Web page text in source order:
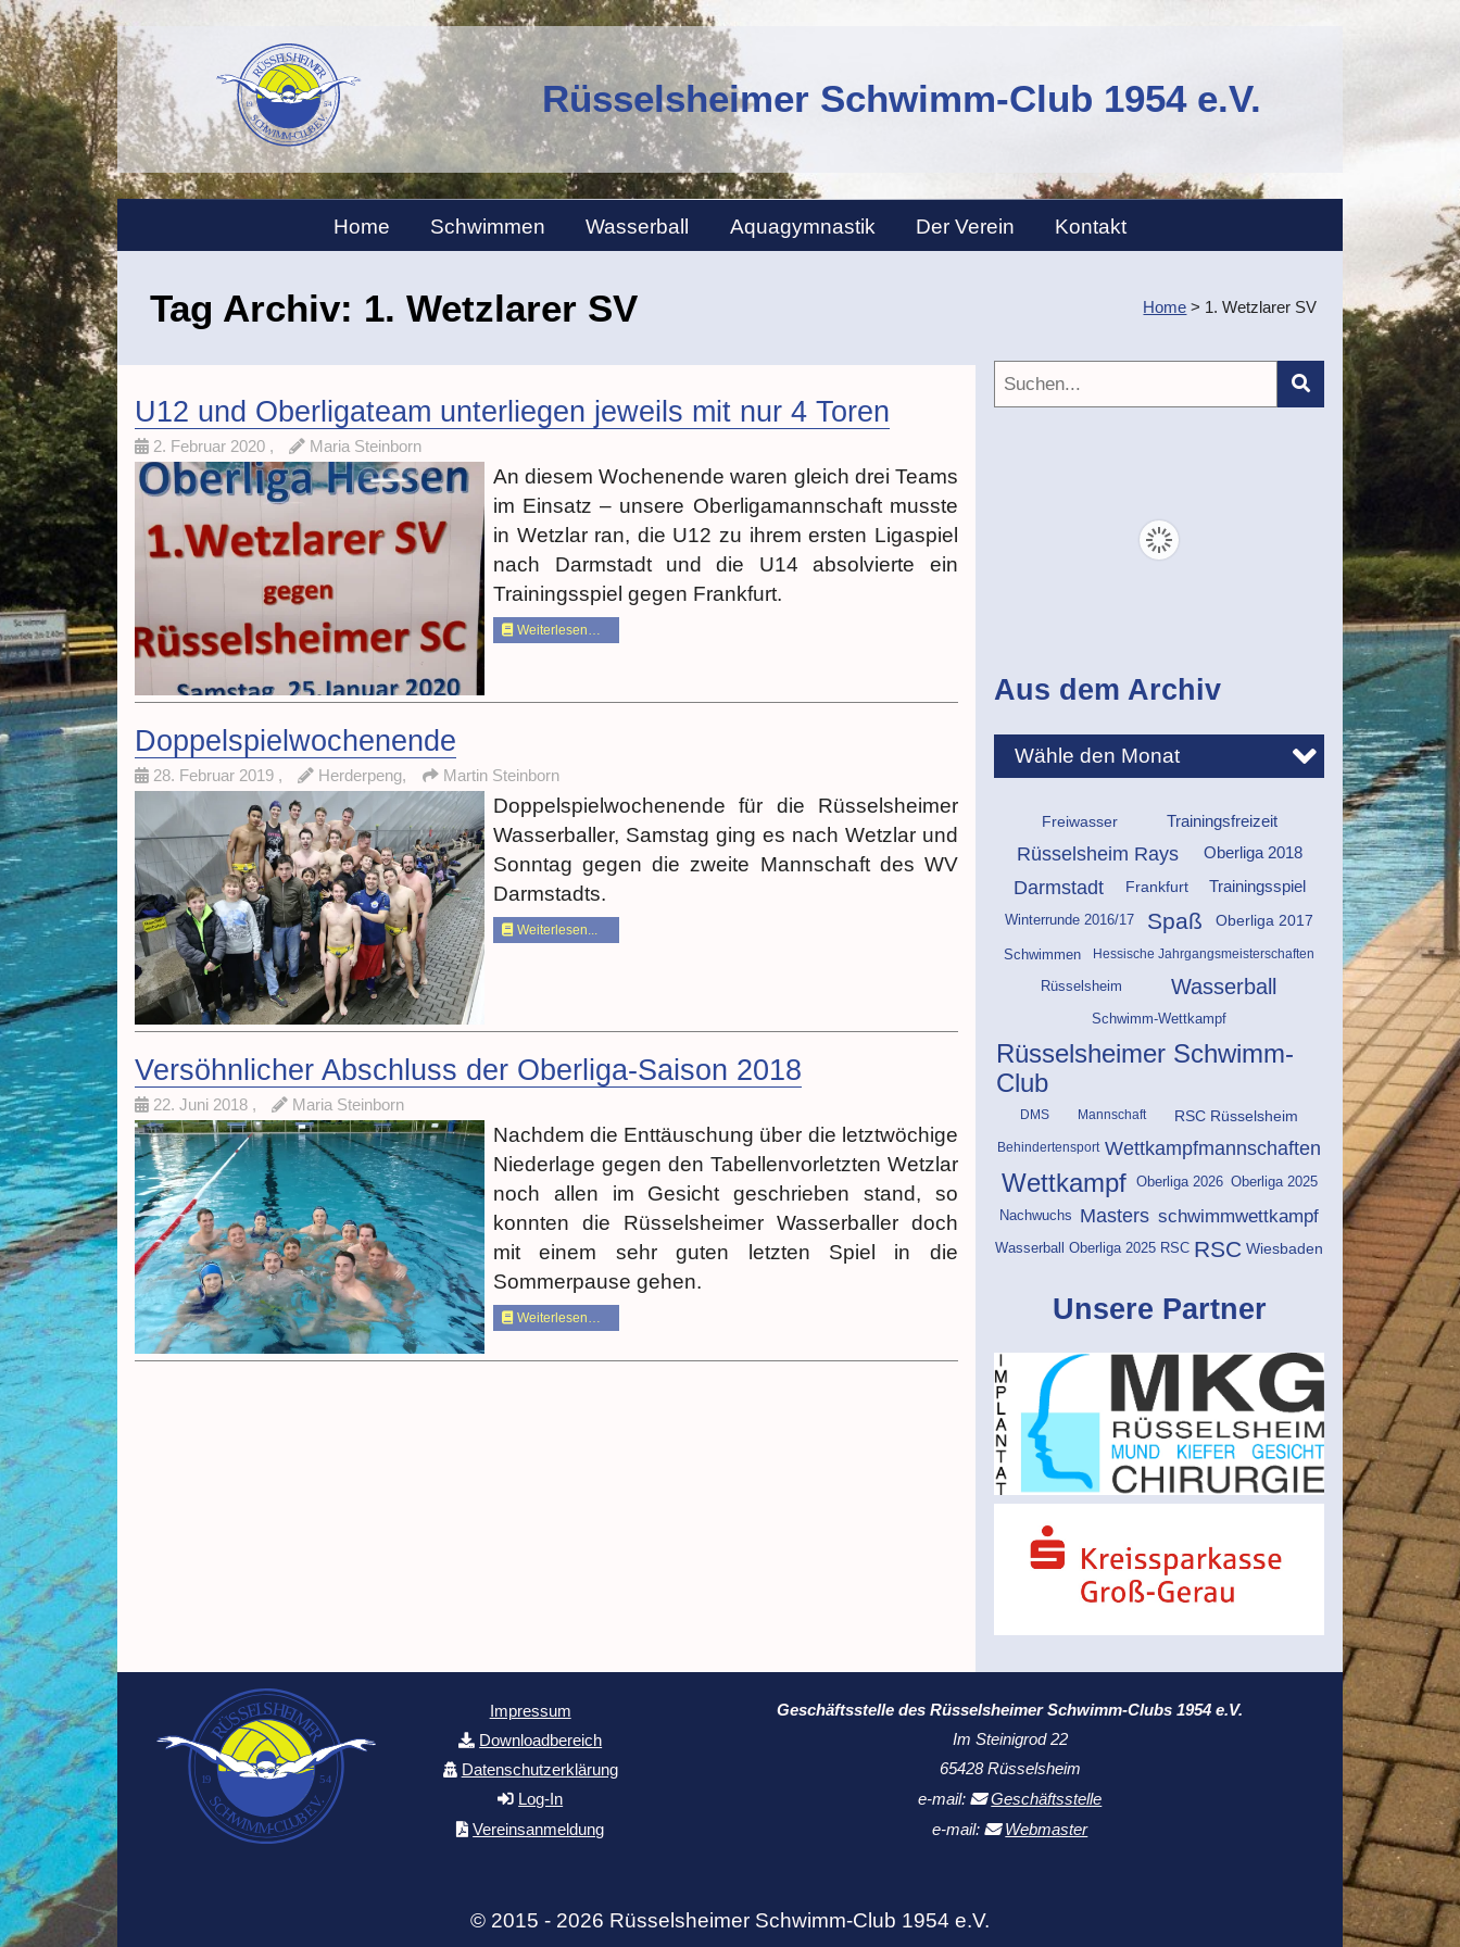
Rüsselsheimer Schwimm-Club 1954 e.V.
Home Schwimmen Wasserball Aquagymnastik Der Verein Kontakt
Tag Archiv: 1. Wetzlarer SV Home > 1. Wetzlarer SV
U12 und Oberligateam unterliegen jeweils mit nur 4 Toren
2. Februar 2020 , Maria Steinborn
An diesem Wochenende waren gleich drei Teams
im Einsatz – unsere Oberligamannschaft musste
in Wetzlar ran, die U12 zu ihrem ersten Ligaspiel
nach Darmstadt und die U14 absolvierte ein
Trainingsspiel gegen Frankfurt.
Weiterlesen…
Doppelspielwochenende
28. Februar 2019 , Herderpeng, Martin Steinborn
Doppelspielwochenende für die Rüsselsheimer
Wasserballer, Samstag ging es nach Wetzlar und
Sonntag gegen die zweite Mannschaft des WV
Darmstadts.
Weiterlesen...
Versöhnlicher Abschluss der Oberliga-Saison 2018
22. Juni 2018 , Maria Steinborn
Nachdem die Enttäuschung über die letztwöchige
Niederlage gegen den Tabellenvorletzten Wetzlar
noch allen im Gesicht geschrieben stand, so
konnten die Rüsselsheimer Wasserballer doch
mit einem sehr guten letzten Spiel in die
Sommerpause gehen.
Weiterlesen…
Aus dem Archiv
Freiwasser Trainingsfreizeit
Rüsselsheim Rays Oberliga 2018
Darmstadt Frankfurt Trainingsspiel
Winterrunde 2016/17 Spaß Oberliga 2017
Schwimmen Hessische Jahrgangsmeisterschaften
Rüsselsheim Wasserball
Schwimm-Wettkampf
Rüsselsheimer Schwimm-
Club
DMS Mannschaft RSC Rüsselsheim
Behindertensport Wettkampfmannschaften
Wettkampf Oberliga 2026 Oberliga 2025
Nachwuchs Masters schwimmwettkampf
Wasserball Oberliga 2025 RSC RSC Wiesbaden
Unsere Partner
Impressum
Downloadbereich
Datenschutzerklärung
Log-In
Vereinsanmeldung
Geschäftsstelle des Rüsselsheimer Schwimm-Clubs 1954 e.V.
Im Steinigrod 22
65428 Rüsselsheim
e-mail:
Geschäftsstelle
e-mail:
Webmaster
© 2015 - 2026 Rüsselsheimer Schwimm-Club 1954 e.V.